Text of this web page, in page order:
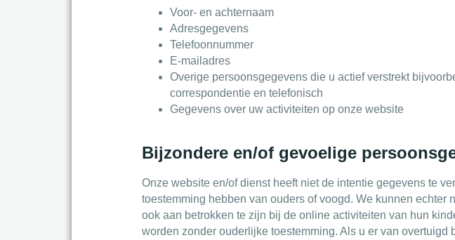
Voor- en achternaam
Adresgegevens
Telefoonnummer
E-mailadres
Overige persoonsgegevens die u actief verstrekt
correspondentie en telefonisch
Gegevens over uw activiteiten op onze website
Bijzondere en/of gevoelige
Onze website en/of dienst heeft niet de intentie gegevens te
toestemming hebben van ouders of voogd. We kunnen
ook aan betrokken te zijn bij de online activiteiten van hun
worden zonder ouderlijke toestemming. Als u er van